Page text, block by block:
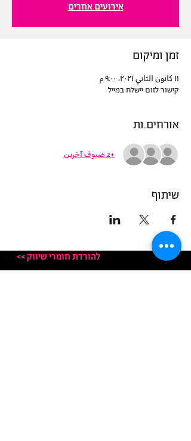
אירועים אחרים
זמן ומיקום
١١ كانون الثاني ٢٠٢١، ٩:٠٠ م
קישור לזום יישלח במייל
אורחים.ות
+2 ضيوف آخرين
שיתוף
<< להורדת חומרי שיווק